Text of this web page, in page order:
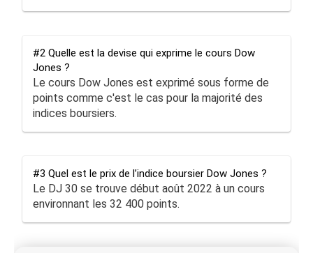
#2 Quelle est la devise qui exprime le cours Dow
Jones ?
Le cours Dow Jones est exprimé sous forme de
points comme c'est le cas pour la majorité des
indices boursiers.
#3 Quel est le prix de l’indice boursier Dow Jones ?
Le DJ 30 se trouve début août 2022 à un cours
environnant les 32 400 points.